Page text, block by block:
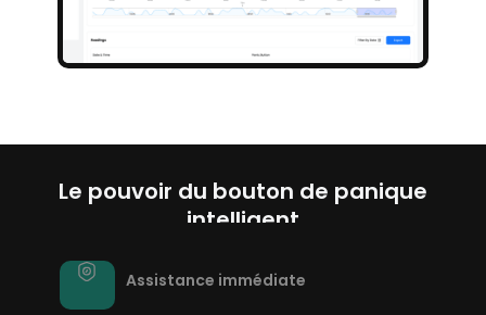
Le pouvoir du bouton de panique
intelligent
Assistance immédiate